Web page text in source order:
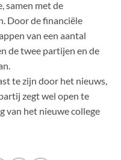
samen met de
Door de financiële
van een aantal
de twee partijen en de
te zijn door het nieuws,
zegt wel open te
van het nieuwe college